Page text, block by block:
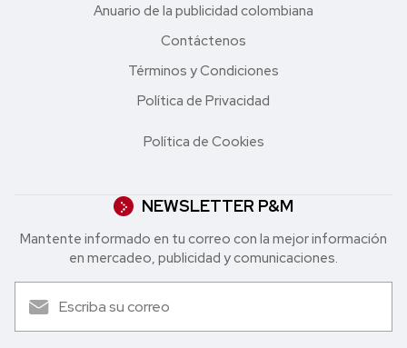
Anuario de la publicidad colombiana
Contáctenos
Términos y Condiciones
Política de Privacidad
Política de Cookies
NEWSLETTER P&M
Mantente informado en tu correo con la mejor in formación
en mercadeo, publicidad y comunicaciones.